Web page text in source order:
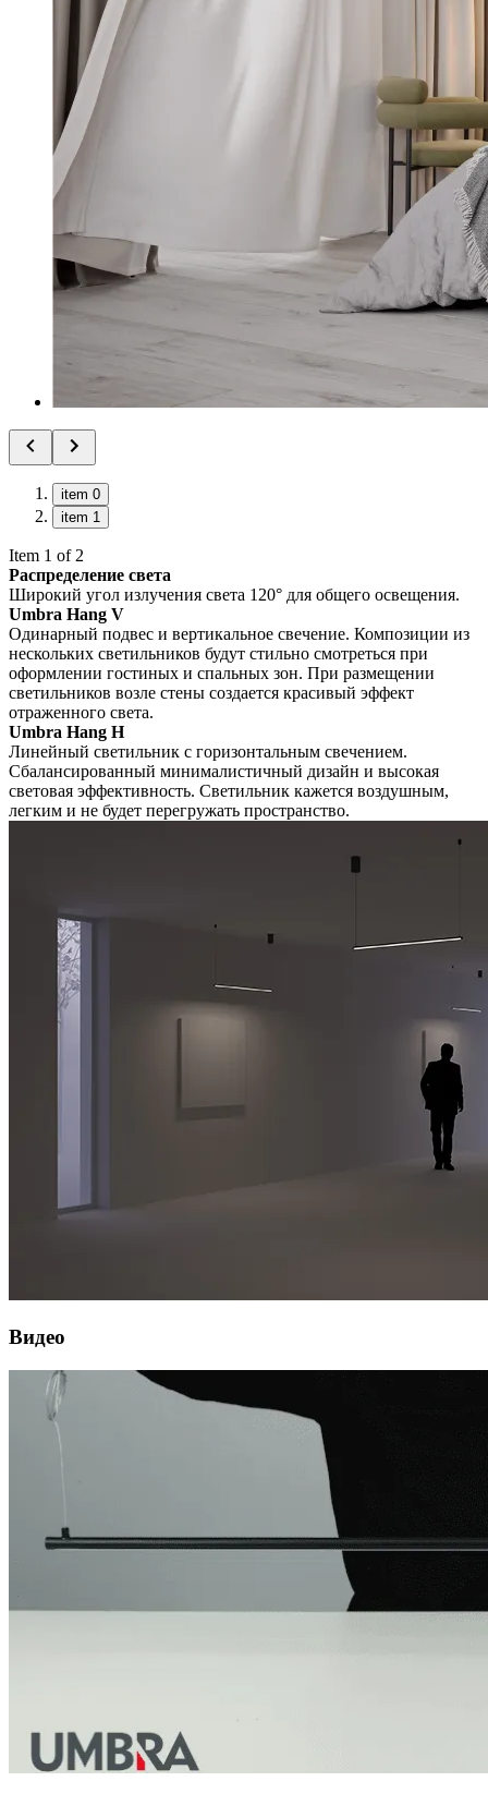
item 0
item 1
Item 1 of 2
Распределение света
Широкий угол излучения света 120° для общего освещения.
Umbra Hang V
Одинарный подвес и вертикальное свечение. Композиции из
нескольких светильников будут стильно смотреться при
оформлении гостиных и спальных зон. При размещении
светильников возле стены создается красивый эффект
отраженного света.
Umbra Hang H
Линейный светильник с горизонтальным свечением.
Сбалансированный минималистичный дизайн и высокая
световая эффективность. Светильник кажется воздушным,
легким и не будет перегружать пространство.
Видео